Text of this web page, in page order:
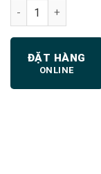
Máy chiết rót
ĐẶT HÀNG
ONLINE